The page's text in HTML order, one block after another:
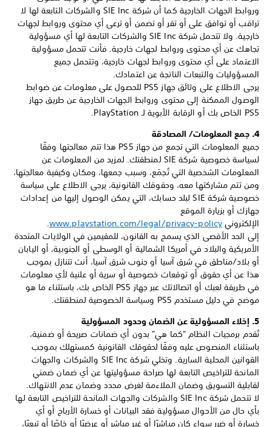
وروابط الجهات الخارجية كما أن شركة SIE Inc والشركات التابعة لها لا
تراقب أو توافق على أو تقر أو تضمن أو ترعى أي محتوى وروابط لجهات
خارجية. ولا تتحمل شركة SIE Inc والشركات التابعة لها أي مسؤولية
تجاهك عن أي محتوى وروابط لجهات خارجية. فأنت تتحمل مسؤولية
الاعتماد على أي محتوى وروابط لجهات خارجية، وتتحمل جميع
المسؤوليات والتبعات الناتجة عن اعتمادك.
يرجى الاطلاع على وثائق جهاز PS5 للحصول على معلومات عن ضوابط
الوصول الممكنة إلى محتوى وروابط الجهات الخارجية عن طريق جهاز
PS5 الخاص بك أو الرقابة الأبوية لـ PlayStation‏.
4. جمع المعلومات/ المصادقة
جميع المعلومات التي تجمع من جهاز PS5 هذا تتم معالجتها وفقًا
لسياسة خصوصية شركة SIE لمنطقتك. لمزيد من المعلومات عن
المعلومات الشخصية التي تُجمَع، وسبب جمعها، ومكان وكيفية معالجتها،
ومن تتم مشاركتها معه، وحقوقك القانونية، يرجى الاطلاع على سياسة
خصوصية شركة SIE لبلد حسابك، التي يمكن الوصول إليها من إعدادات
جهازك أو بزيارة الموقع
الإلكتروني www.playstation.com/legal/privacy-policy‏
.
إلى الحد الأقصى الذي يسمح به القانون، للمقيمين في الولايات المتحدة
الأمريكية والبلاد في أمريكا الشمالية أو الوسطى أو الجنوبية، أو اليابان
أو بلاد/مناطق في شرق آسيا أو جنوب شرق آسيا، أنت تتنازل بموجب
هذا عن أي حقوق أو توقعات خصوصية أو سرية أو علنية لأي معلومات
في طريقة لعبك أو اتصالاتك عبر جهاز PS5 الخاص بك، باستثناء ما هو
موضح في دليل مستخدم PS5 وسياسة الخصوصية لمنطقتك.
5. إخلاء المسؤولية عن الضمان وحدود المسؤولية
تُقدم برمجيات النظام "كما هي" بدون أي ضمانات صريحة أو ضمنية،
باستثناء المنصوص عليه وفقًا لحقوقك القانونية كمستهلك بموجب
القوانين المحلية السارية. وتخلي شركة SIE Inc والشركات والجهات
المانحة للتراخيص التابعة لها صراحة مسؤوليتها عن أي ضمان ضمني
لقابلية التسويق وضمان الملاءمة لغرض محدد وضمان عدم الانتهاك.
لا تتحمل شركة SIE Inc والشركات والجهات المانحة للتراخيص التابعة لها
بأي حال من الأحوال مسؤولية فقد البيانات أو خسارة الأرباح أو أي
خسارة أو ضرر سواء كان مباشرًا أو غير مباشر أو عرضيًا أو خاصًا أو تبعيًا،